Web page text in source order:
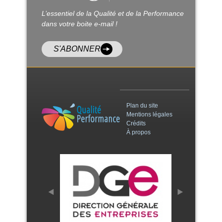
L’essentiel de la Qualité et de la Performance
dans votre boite e-mail !
S'ABONNER
Plan du site
Mentions légales
Crédits
À propos